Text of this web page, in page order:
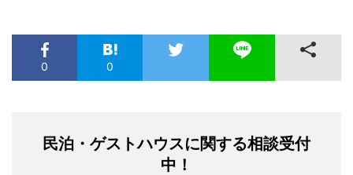
0 0
民泊・ゲストハウスに関する相談受付
中！